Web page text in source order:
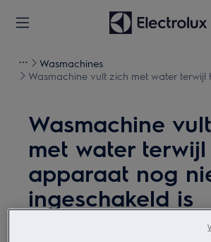
Wasmachines
Wasmachine vult zich met water
Wasmachine
met water
apparaat nog
ingeschakeld is